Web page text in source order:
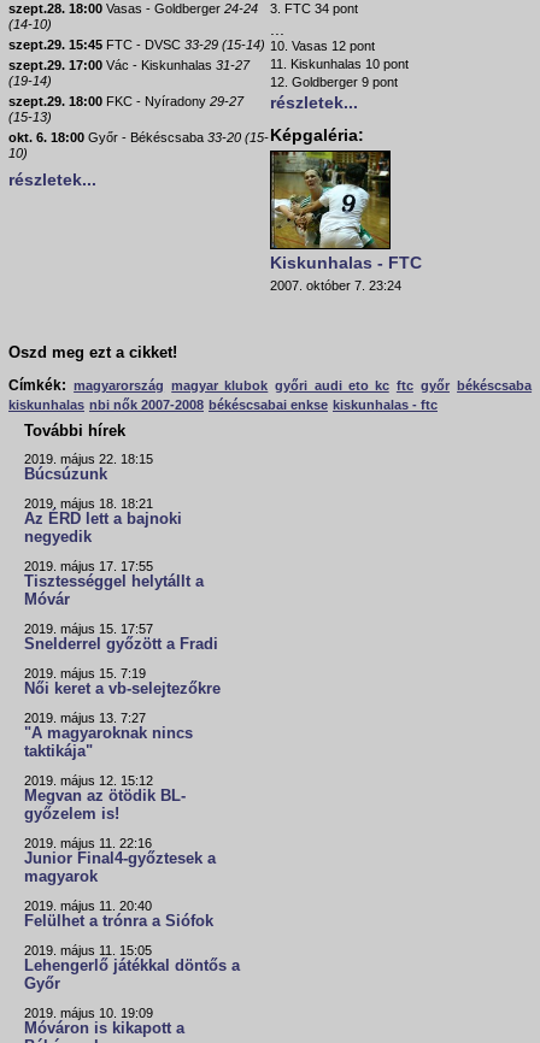
szept.28. 18:00 Vasas - Goldberger 24-24
(14-10)
szept.29. 15:45 FTC - DVSC 33-29 (15-14)
szept.29. 17:00 Vác - Kiskunhalas 31-27
(19-14)
szept.29. 18:00 FKC - Nyíradony 29-27
(15-13)
okt. 6. 18:00 Győr - Békéscsaba 33-20 (15-
10)
részletek...
3. FTC 34 pont
...
10. Vasas 12 pont
11. Kiskunhalas 10 pont
12. Goldberger 9 pont
részletek...
Képgaléria:
Kiskunhalas - FTC
2007. október 7. 23:24
Oszd meg ezt a cikket!
Címkék: magyarország magyar klubok győri audi eto kc ftc győr
békéscsaba
kiskunhalas nbi nők 2007-2008 békéscsabai enkse kiskunhalas - ftc
További hírek
2019. május 22. 18:15
Búcsúzunk
2019. május 18. 18:21
Az ÉRD lett a bajnoki
negyedik
2019. május 17. 17:55
Tisztességgel helytállt a
Móvár
2019. május 15. 17:57
Snelderrel győzött a Fradi
2019. május 15. 7:19
Női keret a vb-selejtezőkre
2019. május 13. 7:27
"A magyaroknak nincs
taktikája"
2019. május 12. 15:12
Megvan az ötödik BL-
győzelem is!
2019. május 11. 22:16
Junior Final4-győztesek a
magyarok
2019. május 11. 20:40
Felülhet a trónra a Siófok
2019. május 11. 15:05
Lehengerlő játékkal döntős a
Győr
2019. május 10. 19:09
Móváron is kikapott a